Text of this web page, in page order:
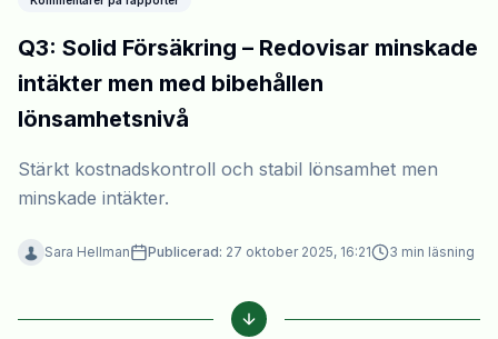
Q3: Solid Försäkring – Redovisar minskade
intäkter men med bibehållen
lönsamhetsnivå
Stärkt kostnadskontroll och stabil lönsamhet men
minskade intäkter.
Sara Hellman Publicerad: 27 oktober 2025, 16:21 3 min läsning